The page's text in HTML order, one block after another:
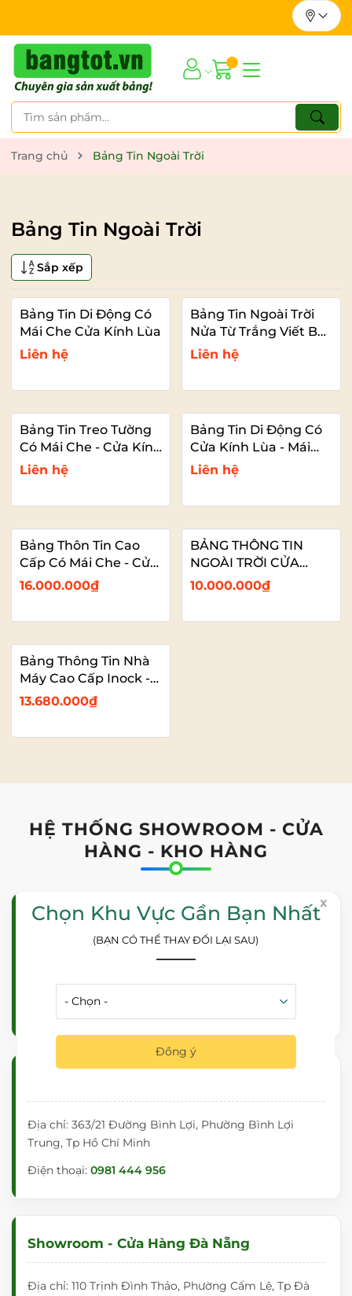
Trang chủ Bảng Tin Ngoài Trời
Bảng Tin Ngoài Trời
Sắp xếp
Bảng Tin Di Động Có
Mái Che Cửa Kính Lùa
Liên hệ
Bảng Tin Ngoài Trời
Nửa Từ Trắng Viết Bút
- Nửa Ghim Thông
Liên hệ
Bảng Tin Treo Tường
Có Mái Che - Cửa Kính
Có Khóa
Liên hệ
Bảng Tin Di Động Có
Cửa Kính Lùa - Mái
Che
Liên hệ
Bảng Thôn Tin Cao
Cấp Có Mái Che - Cửa
Kính Lùa Có Khóa -
Ốp Hợp Kim Alu Đẹp
16.000.000₫
BẢNG THÔNG TIN
NGOÀI TRỜI CỬA
KÍNH LÙA CÓ MÁI
CHE CHÂN THÉP SƠN
10.000.000₫
Bảng Thông Tin Nhà
Máy Cao Cấp Inock -
Mái Che Nhựa PC
13.680.000₫
HỆ THỐNG SHOWROOM - CỬA
HÀNG - KHO HÀNG
Showroom - Cửa Hàng Hà Nội
Địa chỉ: Số 18NV3, Khu Đô Thị Tổng Cục 5, Thôn Yên
Xá, P Hà Đông, TP Hà Nội
Điện thoại:0983 289 958
Địa chỉ: 363/21 Đường Bình Lợi, Phường Bình Lợi
Trung, Tp Hồ Chí Minh
Điện thoại: 0981 444 956
Showroom - Cửa Hàng Đà Nẵng
Địa chỉ: 110 Trịnh Đình Thảo, Phường Cẩm Lệ, Tp Đà
x
Chọn Khu Vực Gần Bạn Nhất
(BẠN CÓ THỂ THAY ĐỔI LẠI SAU)
Đồng ý